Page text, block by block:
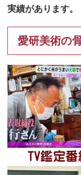
実績があります。
愛研美術の